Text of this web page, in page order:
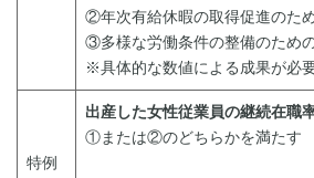
②年次有給休暇の取得促進のた
③多様な労働条件の整備のため
※具体的な数値による成果が必
特例
出産した女性従業員の継続在職
①または②のどちらかを満たす